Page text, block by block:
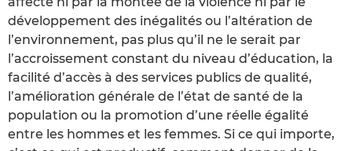
développement des inégalités ou l’altération de
l’environnement, pas plus qu’il ne le serait par
l’accroissement constant du niveau d’éducation, la
facilité d’accès à des services publics de qualité,
l’amélioration générale de l’état de santé de la
population ou la promotion d’une réelle égalité
entre les hommes et les femmes. Si ce qui importe,